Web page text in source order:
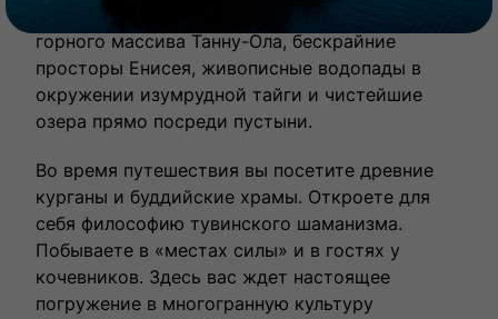
шаманов. А еще это величественные вершины
горного массива Танну-Ола, бескрайние
просторы Енисея, живописные водопады в
окружении изумрудной тайги и чистейшие
озера прямо посреди пустыни.
Во время путешествия вы посетите древние
курганы и буддийские храмы. Откроете для
себя философию тувинского шаманизма.
Побываете в «местах силы» и в гостях у
кочевников. Здесь вас ждет настоящее
погружение в многогранную культуру